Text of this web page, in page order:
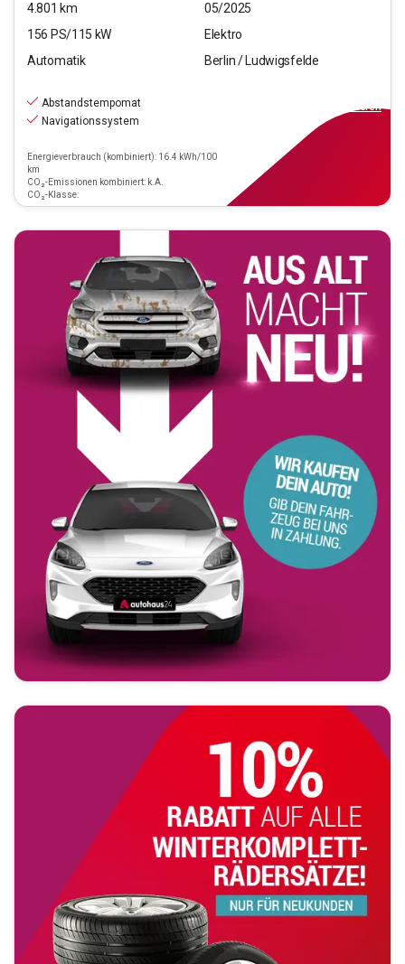
4.801 km
05/2025
156 PS/115 kW
Elektro
Automatik
Berlin / Ludwigsfelde
Abstandstempomat
Navigationssystem
Energieverbrauch (kombiniert): 16.4 kWh/100
km
CO₂-Emissionen kombiniert: k.A.
CO₂-Klasse:
finanzieren